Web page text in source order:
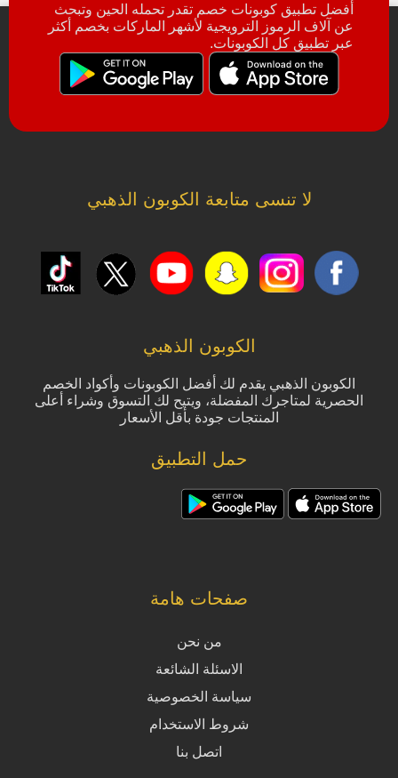
أفضل تطبيق كوبونات خصم تقدر تحمله الحين وتبحث
عن آلاف الرموز الترويجية لأشهر الماركات بخصم أكثر
عبر تطبيق كل الكوبونات.
لا تنسى متابعة الكوبون الذهبي
الكوبون الذهبي
الكوبون الذهبي يقدم لك أفضل الكوبونات وأكواد الخصم
الحصرية لمتاجرك المفضلة، ويتيح لك التسوق وشراء أعلى
المنتجات جودة بأقل الأسعار
حمل التطبيق
صفحات هامة
من نحن
الاسئلة الشائعة
سياسة الخصوصية
شروط الاستخدام
اتصل بنا